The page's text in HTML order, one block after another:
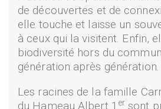
de découvertes et de
elle touche et laisse un
à ceux qui la visitent. Enfin,
biodiversité hors du
génération après génération.
Les racines de la famille
du Hameau Albert 1 er sont